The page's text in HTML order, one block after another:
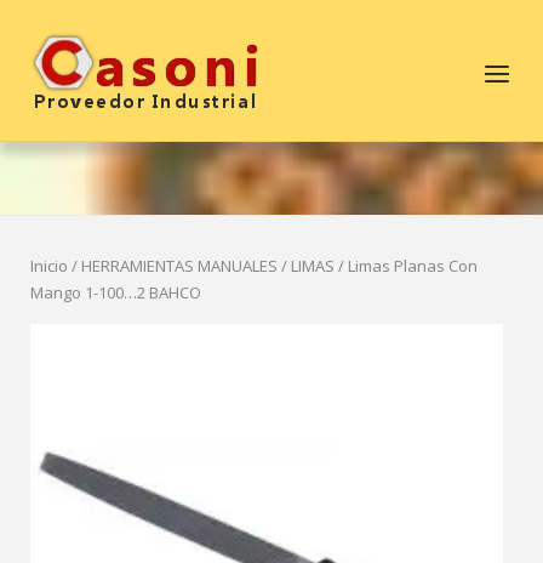
contenido
Inicio
Menú
Inicio / HERRAMIENTAS MANUALES / LIMAS / Limas Planas Con
Mango 1-100…2 BAHCO